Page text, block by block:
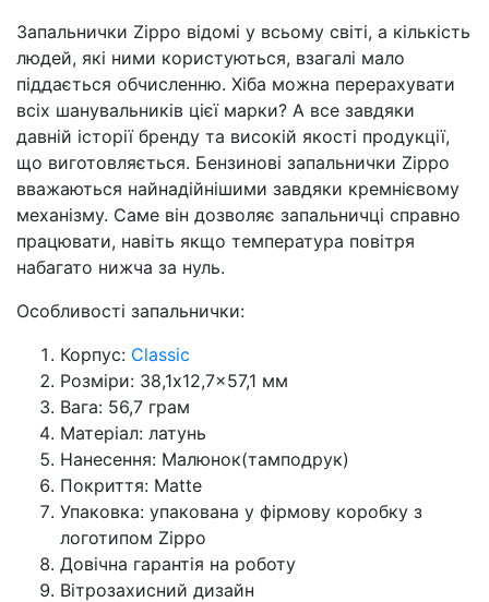
Запальнички Zippo відомі у всьому світі, а кількість
людей, які ними користуються, взагалі мало
піддається обчисленню. Хіба можна перерахувати
всіх шанувальників цієї марки? А все завдяки
давній історії бренду та високій якості продукції,
що виготовляється. Бензинові запальнички Zippo
вважаються найнадійнішими завдяки кремнієвому
механізму. Саме він дозволяє запальничці справно
працювати, навіть якщо температура повітря
набагато нижча за нуль.
Особливості запальнички:
Корпус: Classic
Розміри: 38,1x12,7x57,1 мм
Вага: 56,7 грам
Матеріал: латунь
Нанесення: Малюнок(тамподрук)
Покриття: Matte
Упаковка: упакована у фірмову коробку з
логотипом Zippo
Довічна гарантія на роботу
Вітрозахисний дизайн